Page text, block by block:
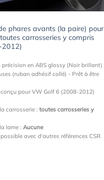
phares avants (la paire) pour
carrosseries y compris
2012)
précision en ABS glossy (Noir brillant)
(ruban adhésif collé) - Prêt à être
pour VW Golf 6 (2008-2012)
carrosserie :toutes carrosseries y
lame :Aucune
avec d'autres références CSR